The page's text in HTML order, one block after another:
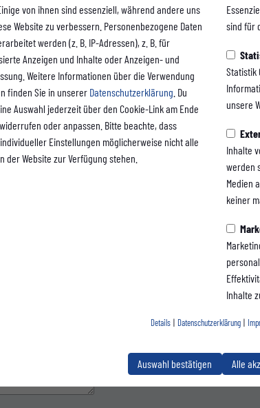
von ihnen sind essenziell, während andere uns
Website zu verbessern. Personenbezogene Daten
werden (z. B. IP-Adressen), z. B. für
Anzeigen und Inhalte oder Anzeigen- und
Weitere Informationen über die Verwendung
finden Sie in unserer Datenschutzerklärung . Du
Auswahl jederzeit über den Cookie-Link am Ende
oder anpassen. Bitte beachte, dass
Einstellungen möglicherweise nicht alle
der Website zur Verfügung stehen.
sind für
Statistik
unsere
Inhalte
werden
Medien
keiner
Inhalte
Details | Datenschutzerklärung |
Auswahl bestätigen Alle